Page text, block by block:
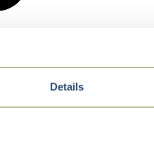
Details